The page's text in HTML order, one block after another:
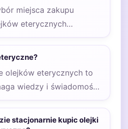
miejsca zakupu
eterycznych
zależy od
priorytetów. Szukając
warto…
olejków eterycznych to
wiedzy i świadomości.
stacjonarnie kupic olejki